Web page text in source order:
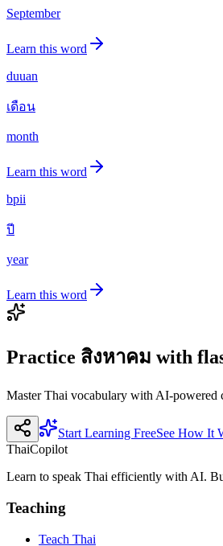
September
Learn this word
duuan
เดือน
month
Learn this word
bpii
ปี
year
Learn this word
Practice สิงหาคม with
Master Thai vocabulary with AI-powered
Start Learning FreeSee How It
ThaiCopilot
Learn to speak Thai efficiently with AI.
Teaching
Teach Thai